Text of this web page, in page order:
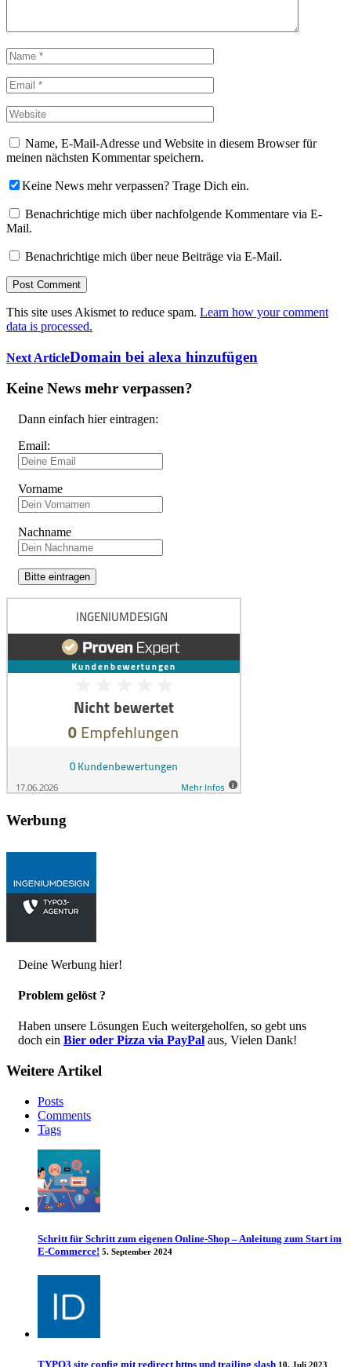
Name, E-Mail-Adresse und Website in diesem Browser für
meinen nächsten Kommentar speichern.
Keine News mehr verpassen? Trage Dich ein.
Benachrichtige mich über nachfolgende Kommentare via E-
Mail.
Benachrichtige mich über neue Beiträge via E-Mail.
This site uses Akismet to reduce spam. Learn how your comment
data is processed.
Next ArticleDomain bei alexa hinzufügen
Keine News mehr verpassen?
Dann einfach hier eintragen:
Email:
Vorname
Nachname
Werbung
Deine Werbung hier!
Problem gelöst ?
Haben unsere Lösungen Euch weitergeholfen, so gebt uns
doch ein Bier oder Pizza via PayPal aus, Vielen Dank!
Weitere Artikel
Posts
Comments
Tags
Schritt für Schritt zum eigenen Online-Shop – Anleitung zum Start im
E-Commerce! 5. September 2024
TYPO3 site config mit redirect https und trailing slash 10. Juli 2023